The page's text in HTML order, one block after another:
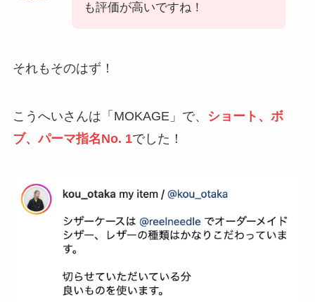
も評価が高いですね！
それもそのはず！
こうへいさんは「MOKAGE」で、
ショート、ボ
ブ、パーマ指名No. 1でした！